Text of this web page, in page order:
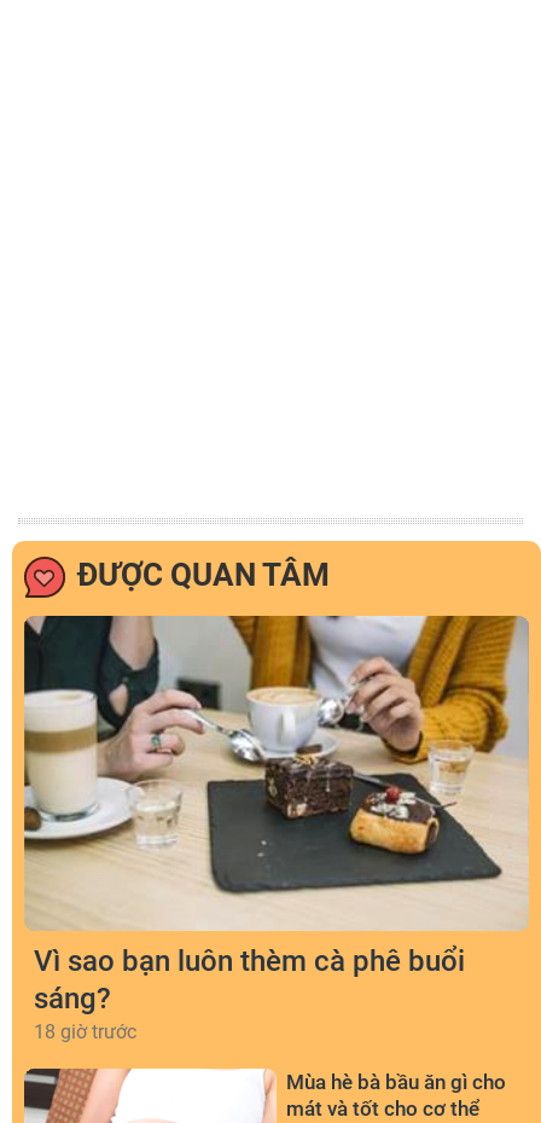
ĐƯỢC QUAN TÂM
Vì sao bạn luôn thèm cà phê buổi
sáng?
18 giờ trước
Mùa hè bà bầu ăn gì cho
mát và tốt cho cơ thể